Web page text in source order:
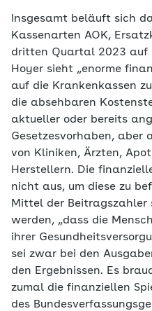
Insgesamt beläuft sich
Kassenarten AOK,
dritten Quartal 2023 auf
Hoyer sieht „enorme
auf die Krankenkassen
die absehbaren
aktueller oder bereits
Gesetzesvorhaben, aber
von Kliniken, Ärzten,
Herstellern. Die
nicht aus, um diese zu
Mittel der Beitragszahler
werden, „dass die
ihrer
sei zwar bei den
den Ergebnissen. Es
zumal die finanziellen
des